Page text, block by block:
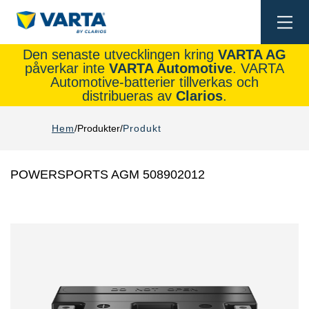
Den senaste utvecklingen kring VARTA AG
påverkar inte VARTA Automotive. VARTA
Automotive-batterier tillverkas och
distribueras av Clarios.
Hem Produkter Produkt
POWERSPORTS AGM 508902012